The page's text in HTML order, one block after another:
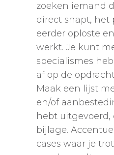
zoeken iemand
direct snapt, het
eerder oploste
werkt. Je kunt
specialismes
af op de
Maak een lijst
en/of
hebt uitgevoerd,
bijlage.
cases waar je